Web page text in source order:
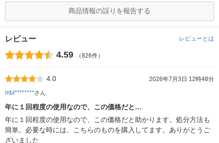
商品情報の誤りを報告する
レビュー レビューとは
4.59 （826件）
4.0
2026年7月3日 12時48分
mbl********さん
年に１回程度の使用なので、この価格だと…
年に１回程度の使用なので、この価格だと助かります。処分方法も
簡単。必要な時には、こちらのものを購入してます。ありがとうご
ざいました